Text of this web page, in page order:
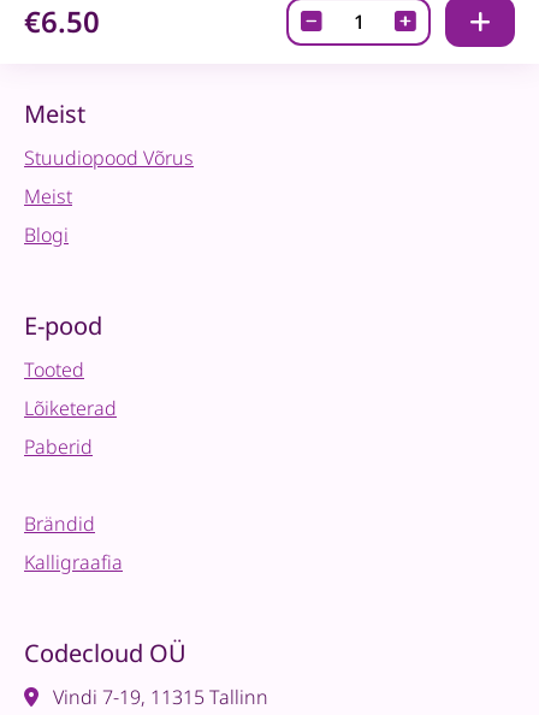
€6.50
Kujunduselement-
Elevant
Meist
Stuudiopood Võrus
Meist
Blogi
E-pood
Tooted
Lõiketerad
Paberid
Brändid
Kalligraafia
Codecloud OÜ
Vindi 7-19, 11315 Tallinn